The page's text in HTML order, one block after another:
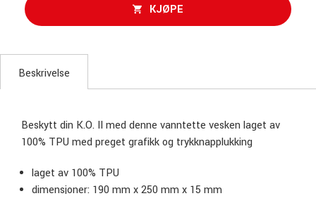
KJØPE
Beskrivelse
Beskytt din K.O. II med denne vanntette vesken laget av
100% TPU med preget grafikk og trykknapplukking
laget av 100% TPU
dimensjoner: 190 mm x 250 mm x 15 mm